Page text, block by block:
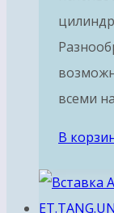
всеми
В